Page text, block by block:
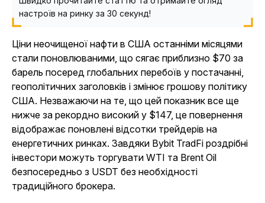
настроїв на ринку за 30 секунд!
Ціни неочищеної нафти в США останніми місяцями
стали поновлюваними, що сягає приблизно $70 за
барель посеред глобальних перебоїв у постачанні,
геополітичних заголовків і змінює грошову політику
США. Незважаючи на те, що цей показник все ще
нижче за рекордно високий у $147, це повернення
відображає поновлені відсотки трейдерів на
енергетичних ринках. Завдяки Bybit TradFi роздрібні
інвестори можуть торгувати WTI та Brent Oil
безпосередньо з USDT без необхідності
традиційного брокера.